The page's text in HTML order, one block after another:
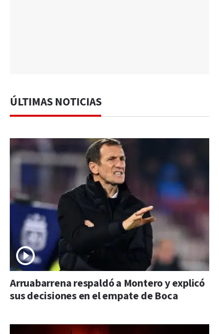
ÚLTIMAS NOTICIAS
Arruabarrena respaldó a Montero y explicó
sus decisiones en el empate de Boca